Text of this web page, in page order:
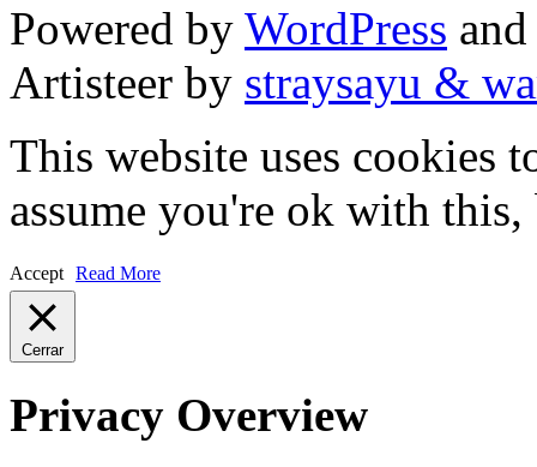
Powered by WordPress and
Artisteer by straysayu &
This website uses cookies
assume you're ok with
Accept Read More
Cerrar
Privacy Overview